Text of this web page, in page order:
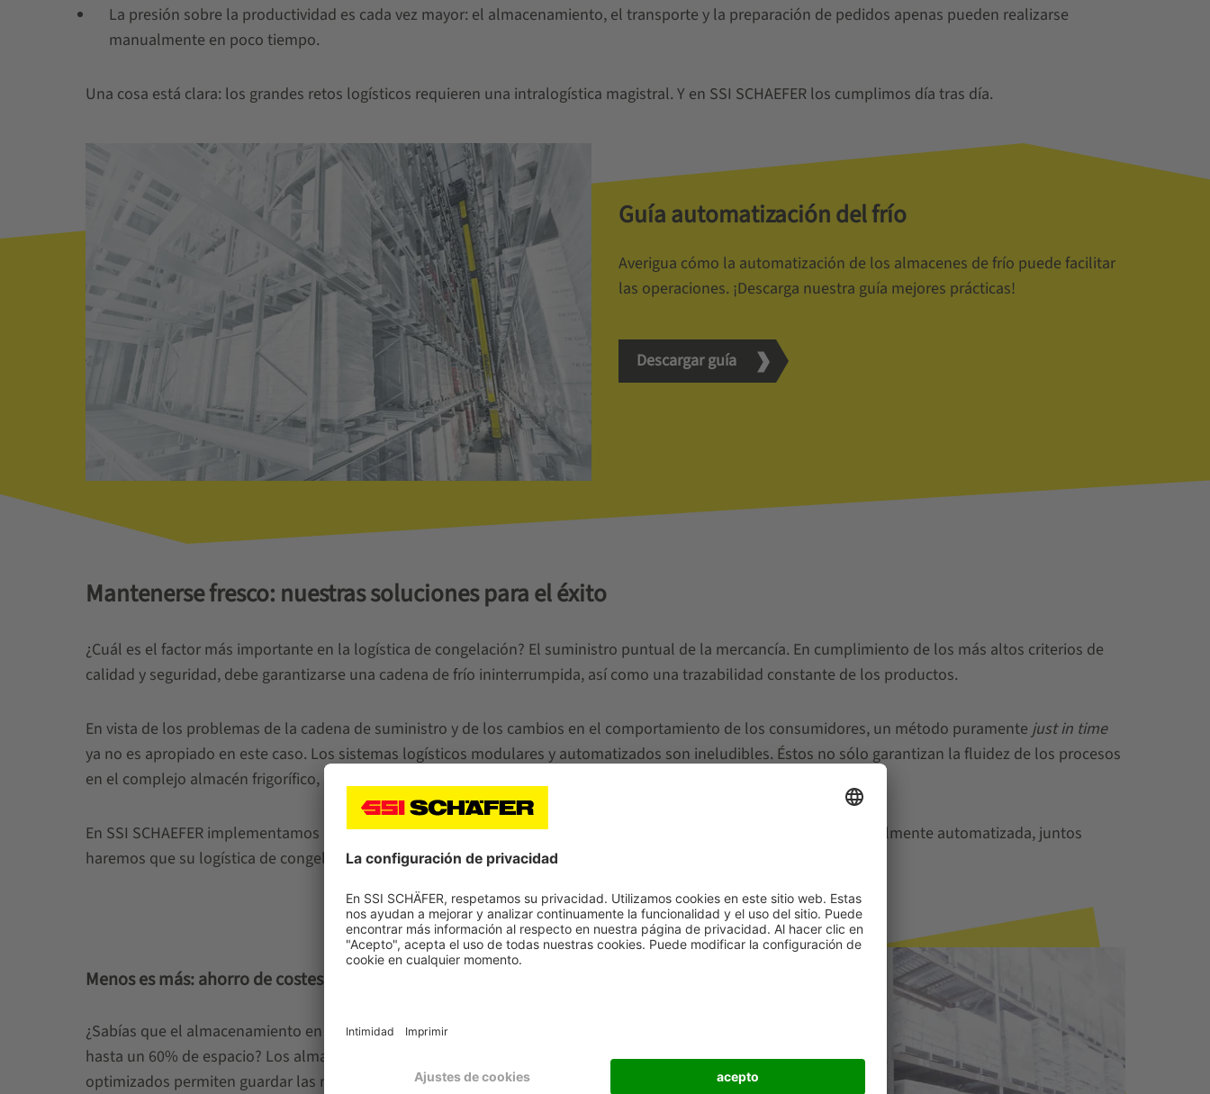
La presión sobre la productividad es cada vez mayor: el almacenamiento, el transporte y la preparación de pedidos apenas pueden realizarse
manualmente en poco tiempo.
Una cosa está clara: los grandes retos logísticos requieren una intralogística magistral. Y en SSI SCHAEFER los cumplimos día tras día.
Guía automatización del frío
Averigua cómo la automatización de los almacenes de frío puede facilitar
las operaciones. ¡Descarga nuestra guía mejores prácticas!
Descargar guía
Mantenerse fresco: nuestras soluciones para el éxito
¿Cuál es el factor más importante en la logística de congelación? El suministro puntual de la mercancía. En cumplimiento de los más altos criterios de
calidad y seguridad, debe garantizarse una cadena de frío ininterrumpida, así como una trazabilidad constante de los productos.
En vista de los problemas de la cadena de suministro y de los cambios en el comportamiento de los consumidores, un método puramente just in time
ya no es apropiado en este caso. Los sistemas logísticos modulares y automatizados son ineludibles. Éstos no sólo garantizan la fluidez de los procesos
en el complejo almacén frigorífico, sino que también permiten ahorrar costes en los puntos cruciales.
En SSI SCHAEFER implementamos soluciones de almacén adaptadas a sus necesidades. Ya sea manual, parcial o totalmente automatizada, juntos
haremos que su logística de congelados esté preparada para el futuro.
Menos es más: ahorro de costes gracias a la compactación
¿Sabías que el almacenamiento en profundidad múltiple puede ahorrar
hasta un 60% de espacio? Los almacenes manuales automatizados u
optimizados permiten guardar las mercancías de forma especialmente